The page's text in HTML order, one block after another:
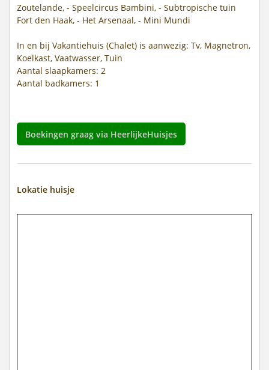
Zoutelande, - Speelcircus Bambini, - Subtropische tuin
Fort den Haak, - Het Arsenaal, - Mini Mundi
In en bij Vakantiehuis (Chalet) is aanwezig: Tv, Magnetron,
Koelkast, Vaatwasser, Tuin
Aantal slaapkamers: 2
Aantal badkamers: 1
Boekingen graag via HeerlijkeHuisjes
Lokatie huisje